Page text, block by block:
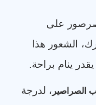
على
الشعور هذا
ينام براحة.
الصراصير ، لدرجة